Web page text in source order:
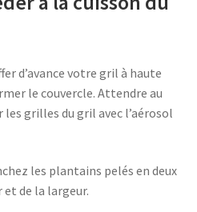
d’avance votre gril à haute
le couvercle. Attendre au
grilles du gril avec l’aérosol
les plantains pelés en deux
et de la largeur.